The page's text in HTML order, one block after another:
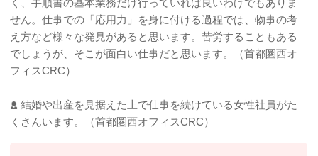
く、手順書の基本業務だけ行っていれば良いわけでもありま
せん。仕事での「応用力」を身に付ける過程では、物事の考
え方など様々な発見があると思います。苦労することもある
でしょうが、そこが面白い仕事だと思います。（首都圏西オ
フィスCRC）
結婚や出産を見据えた上で仕事を続けている女性社員がた
くさんいます。（首都圏西オフィスCRC）